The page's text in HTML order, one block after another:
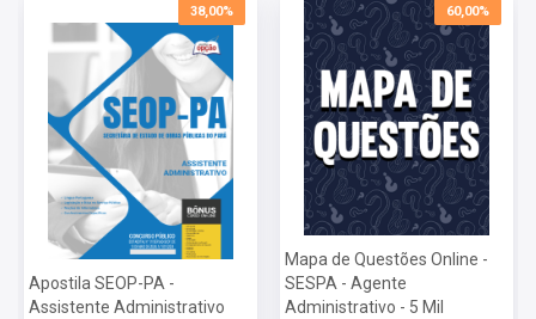
38,00%
Apostila SEOP-PA -
Assistente Administrativo
60,00%
Mapa de Questões Online -
SESPA - Agente
Administrativo - 5 Mil